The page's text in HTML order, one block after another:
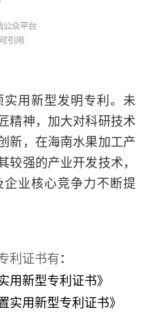
用新型发明专利。未
精神，加大对科研技术
新，在海南水果加工产
较强的产业开发技术，
业核心竞争力不断提
利证书有 ：
用新型专利证书》
实用新型专利证书》